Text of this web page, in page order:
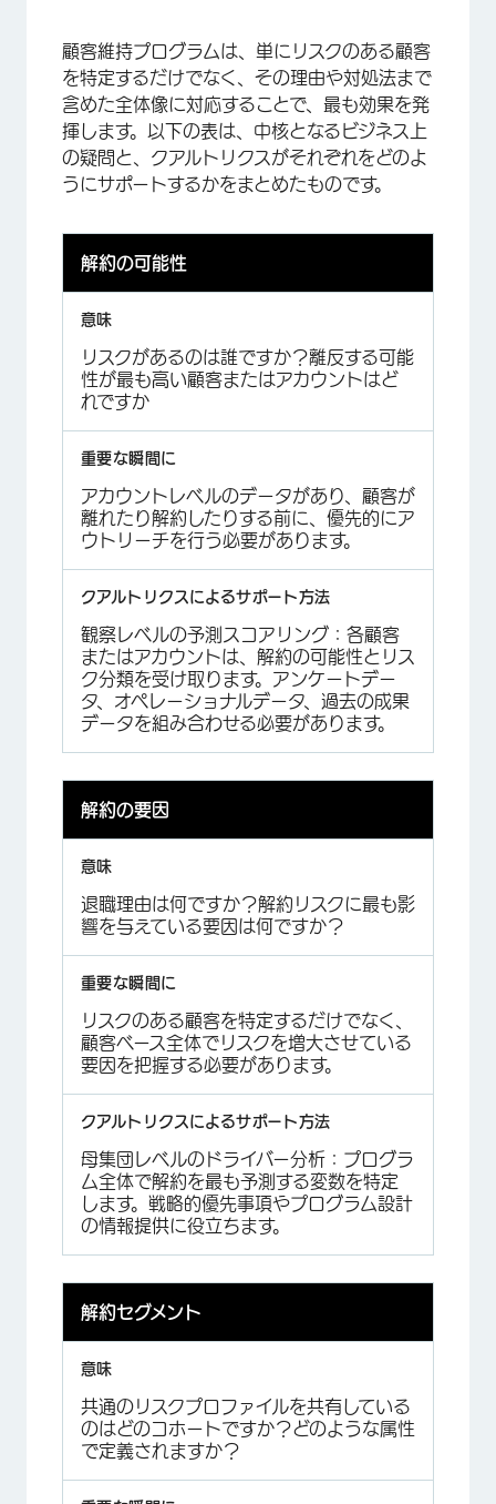
顧客維持プログラムは、単にリスクのある顧客
を特定するだけでなく、その理由や対処法まで
含めた全体像に対応することで、最も効果を発
揮します。以下の表は、中核となるビジネス上
の疑問と、クアルトリクスがそれぞれをどのよ
うにサポートするかをまとめたものです。
解約の可能性
リスクがあるのは誰ですか？離反する可能
性が最も高い顧客またはアカウントはど
れですか
アカウントレベルのデータがあり、顧客が
離れたり解約したりする前に、優先的にア
ウトリーチを行う必要があります。
観察レベルの予測スコアリング：各顧客
またはアカウントは、解約の可能性とリス
ク分類を受け取ります。アンケートデー
タ、オペレーショナルデータ、過去の成果
データを組み合わせる必要があります。
解約の要因
退職理由は何ですか？解約リスクに最も影
響を与えている要因は何ですか？
リスクのある顧客を特定するだけでなく、
顧客ベース全体でリスクを増大させている
要因を把握する必要があります。
母集団レベルのドライバー分析：プログラ
ム全体で解約を最も予測する変数を特定
します。戦略的優先事項やプログラム設計
の情報提供に役立ちます。
解約セグメント
共通のリスクプロファイルを共有している
のはどのコホートですか？どのような属性
で定義されますか？